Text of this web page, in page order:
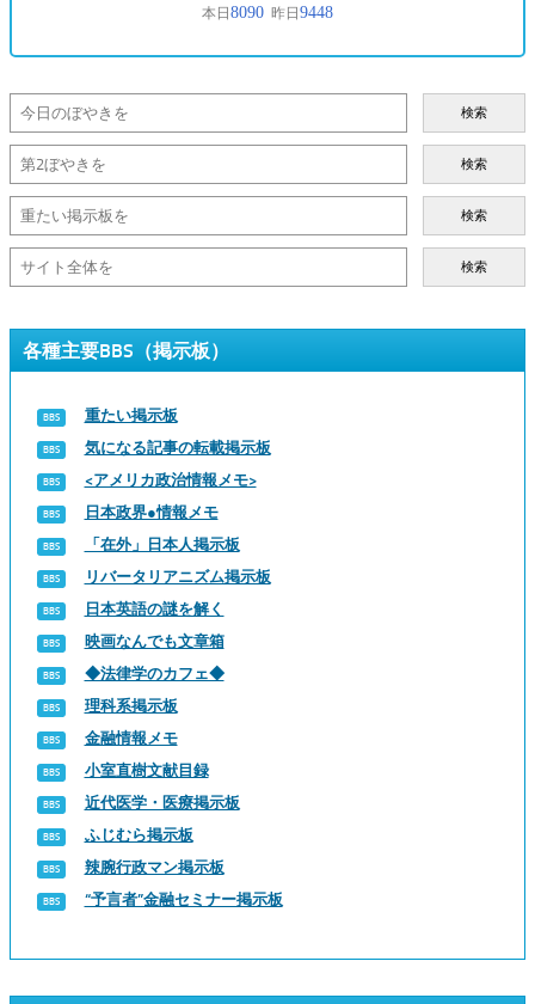
検索
検索
検索
検索
各種主要BBS（掲示板）
重たい掲示板
気になる記事の転載掲示板
<アメリカ政治情報メモ>
日本政界●情報メモ
「在外」日本人掲示板
リバータリアニズム掲示板
日本英語の謎を解く
映画なんでも文章箱
◆法律学のカフェ◆
理科系掲示板
金融情報メモ
小室直樹文献目録
近代医学・医療掲示板
ふじむら掲示板
辣腕行政マン掲示板
“予言者”金融セミナー掲示板